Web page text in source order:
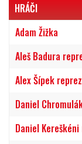
HRÁČI
Adam Žižka
Aleš Badura
Alex Šípek
Daniel
Daniel